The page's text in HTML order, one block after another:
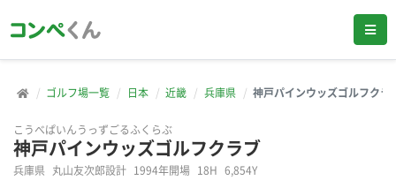
ゴルフ場一覧 日本 近畿 兵庫県 神戸パインウッズゴルフクラ
こうべぱいんうっずごるふくらぶ
神戸パインウッズゴルフクラブ
兵庫県 丸山友次郎設計 1994年開場 18H 6,854Y